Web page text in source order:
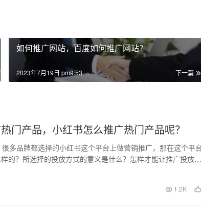
如何推广网站，百度如何推广网站？
下一篇
2023年7月19日 pm9:53
门产品，小红书怎么推广热门产品呢？
多品牌都选择的小红书这个平台上做营销推广，那在这个平
的？所选择的投放方式的意义是什么？怎样才能让推广投放的
1.2K